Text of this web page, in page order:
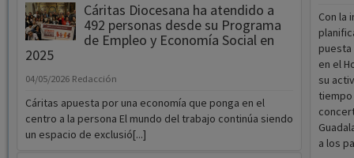
Cáritas Diocesana ha atendido a
492 personas desde su Programa
de Empleo y Economía Social en
2025
04/05/2026 Redacción
Cáritas apuesta por una economía que ponga en el
centro a la persona El mundo del trabajo continúa siendo
un espacio de exclusió[...]
Con la
en el
su
a los